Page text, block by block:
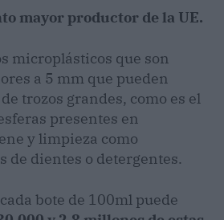
mayor productor de la UE.
microplásticos que son
a 5 mm que pueden
trozos grandes, como es el
presentes en
y limpieza como
de dientes o detergentes.
bote de 100ml puede